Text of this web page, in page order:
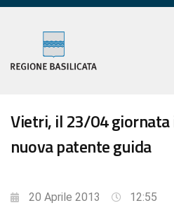
Vietri, il 23/04
nuova patente guida
20 Aprile 2013 12:55